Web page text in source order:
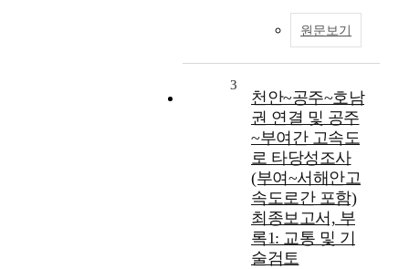
원문보기
3
천안~공주~호남
권 연결 및 공주
~부여간 고속도
로 타당성조사
(부여~서해안고
속도로간 포함)
최종보고서, 부
록1: 교통 및 기
술검토